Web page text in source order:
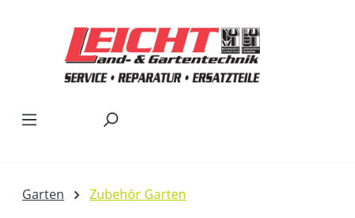
Garten Zubehör Garten